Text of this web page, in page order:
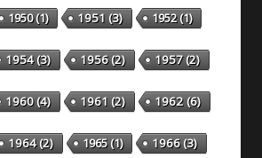
1950(1) 1951 (3) 1952(1)
1954(3) 1956(2) 1957(2)
1960(4) 1961 (2) 1962(6)
1964(2) 1965(1) 1966(3)